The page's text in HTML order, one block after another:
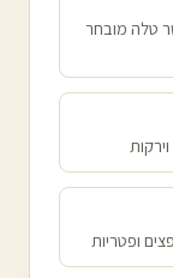
טלה מובחר
ופטריות